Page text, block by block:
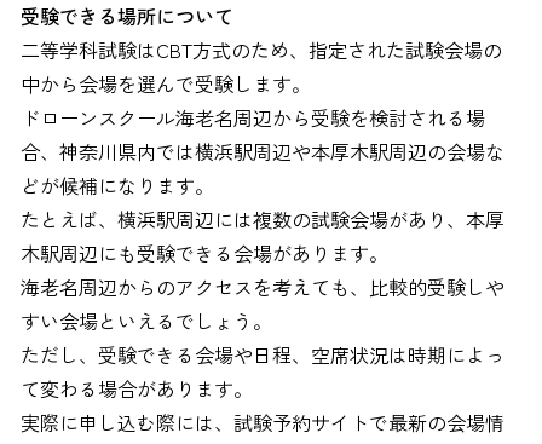
受験できる場所について
二等学科試験はCBT方式のため、指定された試験会場の
中から会場を選んで受験します。
ドローンスクール海老名周辺から受験を検討される場
合、神奈川県内では横浜駅周辺や本厚木駅周辺の会場な
どが候補になります。
たとえば、横浜駅周辺には複数の試験会場があり、本厚
木駅周辺にも受験できる会場があります。
海老名周辺からのアクセスを考えても、比較的受験しや
すい会場といえるでしょう。
ただし、受験できる会場や日程、空席状況は時期によっ
て変わる場合があります。
実際に申し込む際には、試験予約サイトで最新の会場情